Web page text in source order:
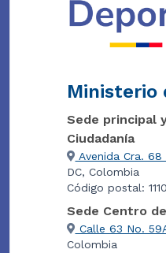
Ministerio
Sede principal
Ciudadanía
Avenida Cra.
DC, Colombia
Código postal:
Sede Centro
Calle 63 No.
Colombia